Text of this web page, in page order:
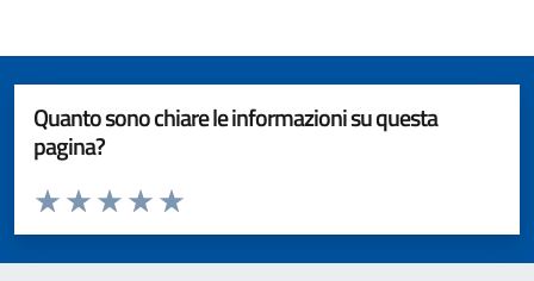
Quanto sono chiare le informazioni su questa
pagina?
Valuta da 1 a 5 stelle la pagina
Valuta 5 stelle su 5
Valuta 4 stelle su 5
Valuta 3 stelle su 5
Valuta 2 stelle su 5
Valuta 1 stelle su 5